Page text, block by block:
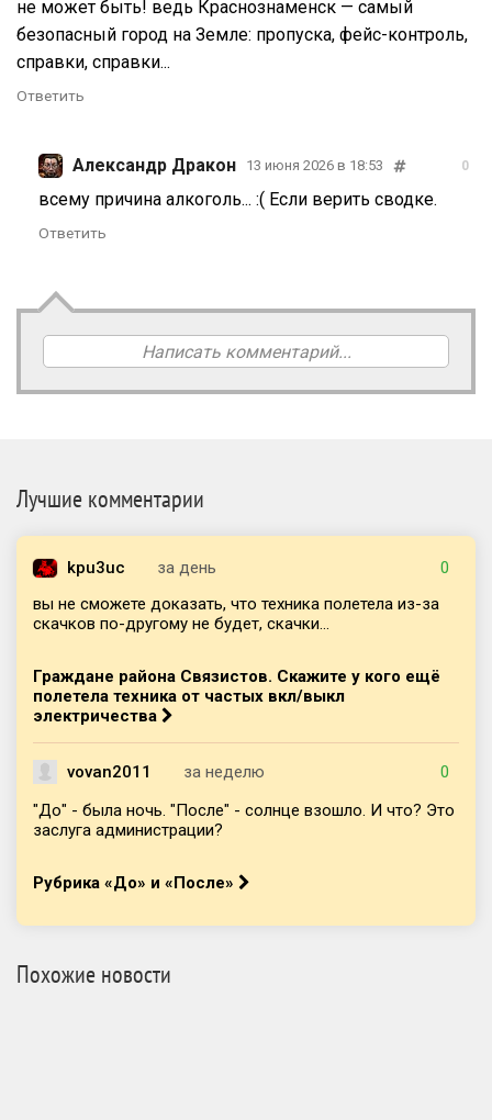
не может быть! ведь Краснознаменск — самый
безопасный город на Земле: пропуска, фейс-контроль,
справки, справки...
Ответить
Александр Дракон 13 июня 2026 в 18:53 0
всему причина алкоголь... :( Если верить сводке.
Ответить
Написать комментарий...
Лучшие комментарии
kpu3uc за день
0
вы не сможете доказать, что техника полетела из-за
скачков по-другому не будет, скачки...
Граждане района Связистов. Скажите у кого ещё
полетела техника от частых вкл/выкл
электричества
vovan2011 за неделю
0
"До" - была ночь. "После" - солнце взошло. И что? Это
заслуга администрации?
Рубрика «До» и «После»
Похожие новости